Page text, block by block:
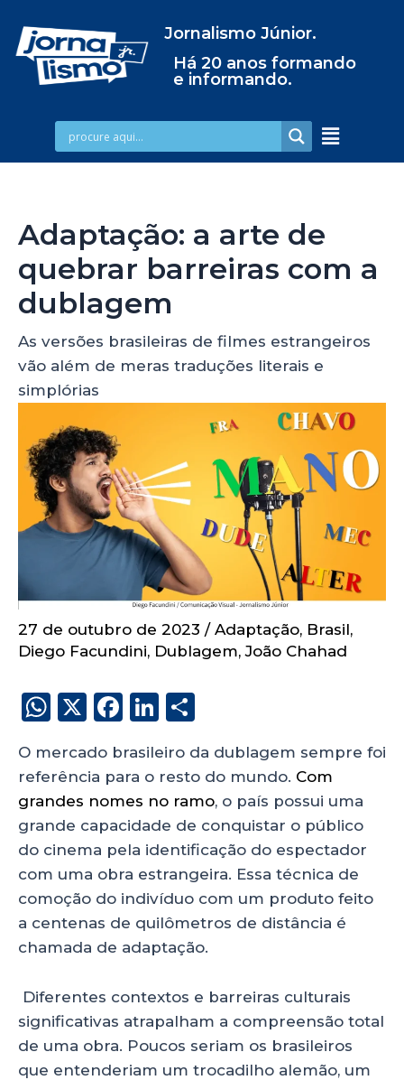
Jornalismo Júnior.
Há 20 anos formando
e informando.
Adaptação: a arte de
quebrar barreiras com a
dublagem
As versões brasileiras de filmes estrangeiros
vão além de meras traduções literais e
simplórias
27 de outubro de 2023 / Adaptação, Brasil,
Diego Facundini, Dublagem,João Chahad
W
a
ts
A
p
p
X
F
c
e
b
o
o
k
Li
k
e
dI
n
a
re
O mercado brasileiro da dublagem sempre foi
referência para o resto do mundo. Com
grandes nomes no ramo, o país possui uma
grande capacidade de conquistar o público
do cinema pela identificação do espectador
com uma obra estrangeira. Essa técnica de
comoção do indivíduo com um produto feito
a centenas de quilômetros de distância é
chamada de adaptação.
Diferentes contextos e barreiras culturais
significativas atrapalham a compreensão total
de uma obra. Poucos seriam os brasileiros
que entenderiam um trocadilho alemão, um